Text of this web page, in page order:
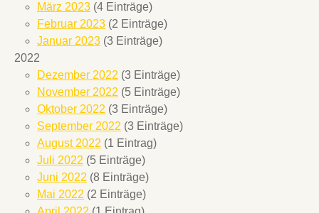
März 2023 (4 Einträge)
Februar 2023 (2 Einträge)
Januar 2023 (3 Einträge)
2022
Dezember 2022 (3 Einträge)
November 2022 (5 Einträge)
Oktober 2022 (3 Einträge)
September 2022 (3 Einträge)
August 2022 (1 Eintrag)
Juli 2022 (5 Einträge)
Juni 2022 (8 Einträge)
Mai 2022 (2 Einträge)